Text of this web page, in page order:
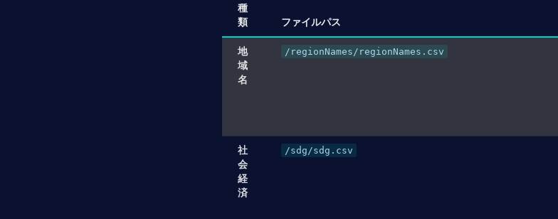
種
類
ファイルパス
地
域
名
/regionNames/regionNames.csv
社
会
経
済
/sdg/sdg.csv